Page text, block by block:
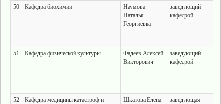
50 Кафедра биохимии
Наумова
Наталья
Георгиевна
заведующий
кафедрой
51 Кафедра физической культуры
Фадеев Алексей
Викторович
заведующий
кафедрой
52
Кафедра медицины катастроф и
Шкатова Елена
заведующая